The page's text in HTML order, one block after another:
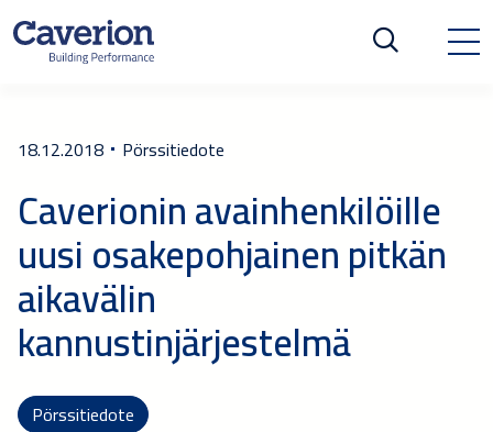
18.12.2018 Pörssitiedote
Caverionin avainhenkilöille
uusi osakepohjainen pitkän
aikavälin
kannustinjärjestelmä
Pörssitiedote